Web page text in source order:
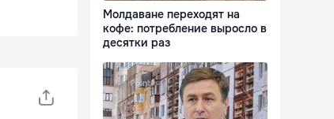
Молдаване переходят на
кофе: потребление выросло в
десятки раз